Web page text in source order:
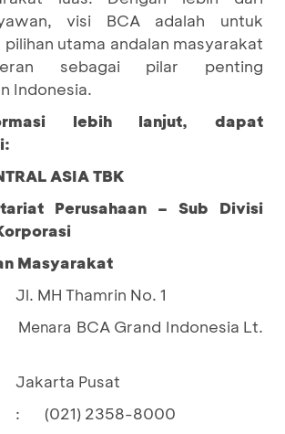
visi BCA adalah untuk
utama andalan masyarakat
sebagai pilar penting
Indonesia.
lebih lanjut, dapat
ASIA TBK
Perusahaan – Sub Divisi
Masyarakat
Jl. MH Thamrin No. 1
				Menara
BCA Grand Indonesia Lt.
Jakarta Pusat
:
(021) 2358-8000